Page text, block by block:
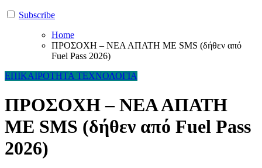
Subscribe
Home
ΠΡΟΣΟΧΗ – ΝΕΑ ΑΠΑΤΗ ΜΕ SMS (δήθεν από
Fuel Pass 2026)
ΕΠΙΚΑΙΡΟΤΗΤΑ ΤΕΧΝΟΛΟΓΙΑ
ΠΡΟΣΟΧΗ – ΝΕΑ ΑΠΑΤΗ
ΜΕ SMS (δήθεν από Fuel Pass
2026)